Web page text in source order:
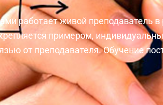
работает живой преподаватель
примером,
от преподавателя. Обучение